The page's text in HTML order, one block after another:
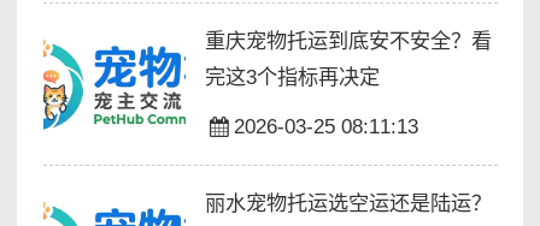
重庆宠物托运到底安不安全？看
完这3个指标再决定
2026-03-25 08:11:13
丽水宠物托运选空运还是陆运？